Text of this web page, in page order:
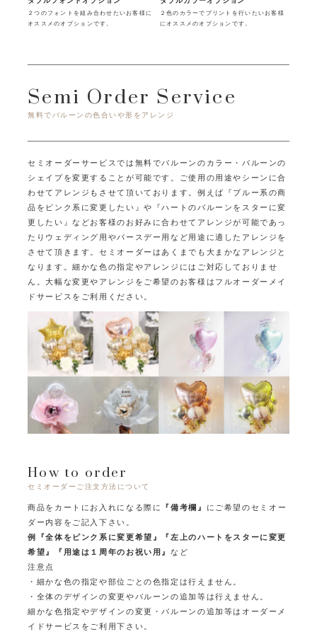
２つのフォントを組み合わせたいお客様に
オススメのオプションです。
２色のカラーでプリントを行いたいお客様
にオススメのオプションです。
Semi Order Service
無料でバルーンの色合いや形をアレンジ
セミオーダーサービスでは無料でバルーンのカラー・バルーンの
シェイプを変更することが可能です。
ご使用の用途やシーンに合
わせてアレンジもさせて頂いております。 例えば『ブルー系の商
品をピンク系に変更したい』や『ハートのバルーンをスターに変
更したい』などお客様のお好みに合わせてアレンジが可能であっ
たり ウェディング用やバースデー用など用途に適したアレンジを
させて頂きます。セミオーダーはあくまでも大まかなアレンジと
なります。細かな色の指定やアレンジにはご対応しておりませ
ん。大幅な変更やアレンジをご希望のお客様はフルオーダーメイ
ドサービスをご利用ください。
How to order
セミオーダーご注文方法について
商品をカートにお入れになる際に 『備考欄』
にご希望のセミオー
ダー内容をご記入下さい。
例『全体をピンク系に変更希望』『左上のハートをスターに変更
希望』『用途は１周年のお祝い用』など
注意点
・細かな色の指定や部位ごとの色指定は行えません。
・全体のデザインの変更やバルーンの追加等は行えません。
細かな色指定やデザインの変更・バルーンの追加等はオーダーメ
イドサービスをご利用下さい。